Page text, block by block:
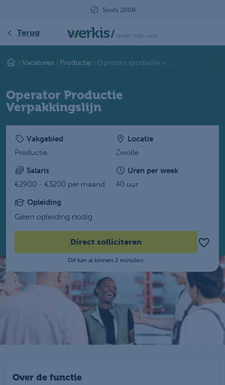
Terug
Vacatures Productie Operator productie v...
Operator Productie
Verpakkingslijn
Vakgebied
Productie
Locatie
Zwolle
Salaris
€2900 - €3200 per maand
Uren per week
40 uur
Opleiding
Geen opleiding nodig
Direct solliciteren
Dit kan al binnen 2 minuten.
Over de functie